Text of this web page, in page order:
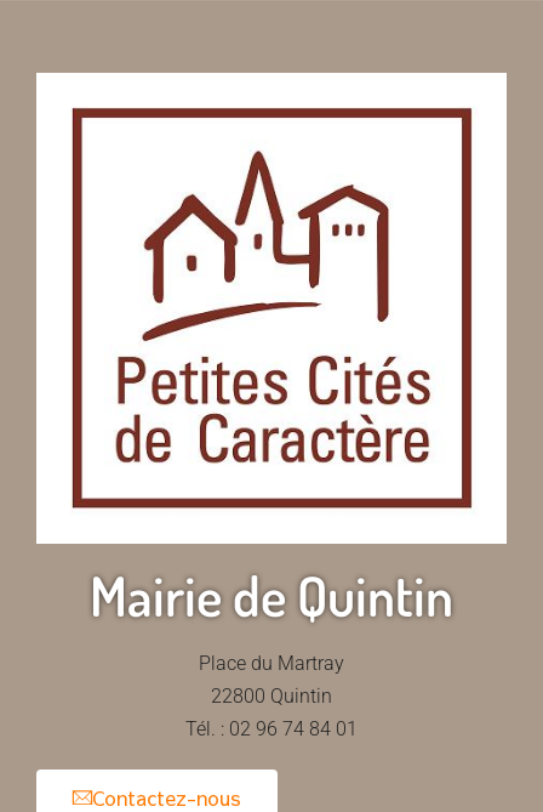
Mairie de Quintin
Place du Martray
22800 Quintin
Tél. : 02 96 74 84 01
Contactez-nous